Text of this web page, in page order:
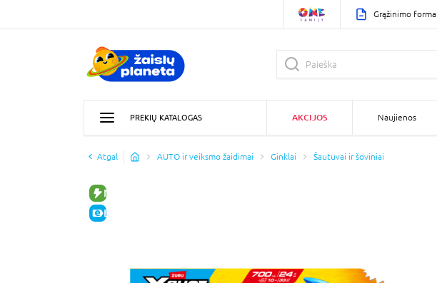
Grąžinimo forma
PREKIŲ KATALOGAS AKCIJOS Naujienos
Atgal AUTO ir veiksmo žaidimai Ginklai Šautuvai ir šoviniai
NAUJA PREKĖ
E-KAINA